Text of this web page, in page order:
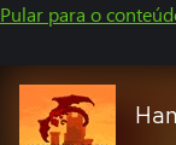
Pular para o